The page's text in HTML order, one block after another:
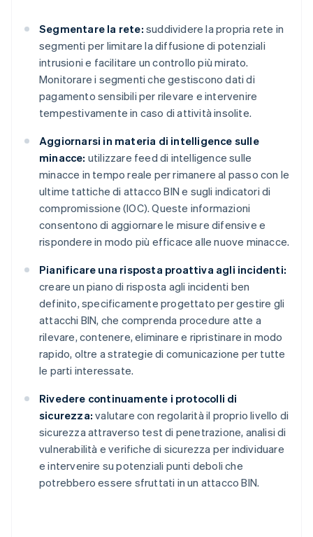
Segmentare la rete: suddividere la propria rete in
segmenti per limitare la diffusione di potenziali
intrusioni e facilitare un controllo più mirato.
Monitorare i segmenti che gestiscono dati di
pagamento sensibili per rilevare e intervenire
tempestivamente in caso di attività insolite.
Aggiornarsi in materia di intelligence sulle
minacce: utilizzare feed di intelligence sulle
minacce in tempo reale per rimanere al passo con le
ultime tattiche di attacco BIN e sugli indicatori di
compromissione (IOC). Queste informazioni
consentono di aggiornare le misure difensive e
rispondere in modo più efficace alle nuove minacce.
Pianificare una risposta proattiva agli incidenti:
creare un piano di risposta agli incidenti ben
definito, specificamente progettato per gestire gli
attacchi BIN, che comprenda procedure atte a
rilevare, contenere, eliminare e ripristinare in modo
rapido, oltre a strategie di comunicazione per tutte
le parti interessate.
Rivedere continuamente i protocolli di
sicurezza: valutare con regolarità il proprio livello di
sicurezza attraverso test di penetrazione, analisi di
vulnerabilità e verifiche di sicurezza per individuare
e intervenire su potenziali punti deboli che
potrebbero essere sfruttati in un attacco BIN.